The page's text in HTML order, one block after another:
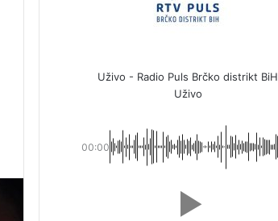
Uživo - Radio Puls Brčko distrikt BiH
Uživo
00:00